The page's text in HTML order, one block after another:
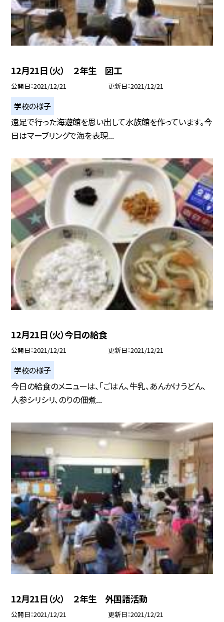
12月21日（火） ２年生 図工
公開日 2021/12/21 更新日 2021/12/21
学校の様子
遠足で行った海遊館を思い出して水族館を作っています。今
日はマーブリングで海を表現...
12月21日（火）今日の給食
公開日 2021/12/21 更新日 2021/12/21
学校の様子
今日の給食のメニューは、「ごはん、牛乳、あんかけうどん、
人参シリシリ、のりの佃煮...
12月21日（火） ２年生 外国語活動
公開日 2021/12/21 更新日 2021/12/21